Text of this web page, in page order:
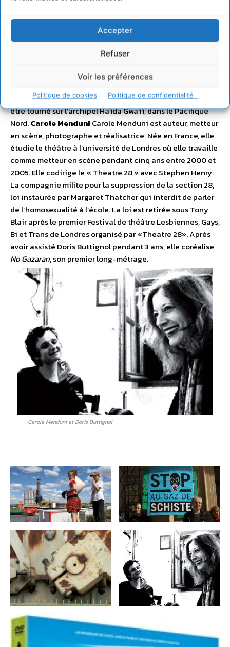
Accepter
Refuser
Voir les préférences
Politique de cookies Politique de confidentialité
2006, il est présenté à L’ONU pour débattre de la notion
de génocide culturel. Parallèlement à son travail d’auteur
indépendant, elle fonde avec Jo Béranger le collectif des
un nouveau long métrageLe sacrifice de K’iid K’iyaas
arbres monumentaux de l’hémisphère nord. Ce film doit
être tourné sur l’archipel Haïda Gwaïï, dans le Pacifique
Nord.Carole Menduni Carole Menduni est auteur, metteur
en scène, photographe et réalisatrice. Née en France, elle
étudie le théâtre à l’université de Londres où elle travaille
comme metteur en scène pendant cinq ans entre 2000 et
2005. Elle codirige le « Theatre 28 » avec Stephen Henry.
La compagnie milite pour la suppression de la section 28,
loi instaurée par Margaret Thatcher qui interdit de parler
de l’homosexualité à l’école. La loi est retirée sous Tony
Blair après le premier Festival de théâtre Lesbiennes, Gays,
Bi et Trans de Londres organisé par «Theatre 28». Après
avoir assisté Doris Buttignol pendant 3 ans, elle coréalise
No Gazaran, son premier long-métrage.
Carole Menduni et Doris Buttignol